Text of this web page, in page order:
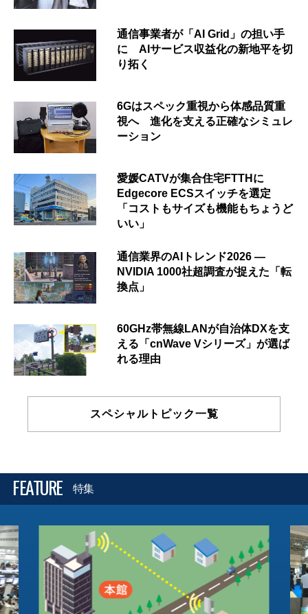
通信事業者が「AI Grid」の担い手
に AIサービス収益化の新地平を切
り拓く
6Gはスペック重視から体感品質重
視へ 進化を支える正確なシミュレ
ーション
愛媛CATVが集合住宅FTTHに
Edgecore ECSスイッチを選定
「コストもサイズも機能もちょうど
いい」
通信業界のAIトレンド2026 ―
NVIDIA 1000社超調査が捉えた「転
換点」
60GHz帯無線LANが自治体DXを支
える「cnWave Vシリーズ」が選ば
れる理由
スペシャルトピック一覧
FEATURE 特集